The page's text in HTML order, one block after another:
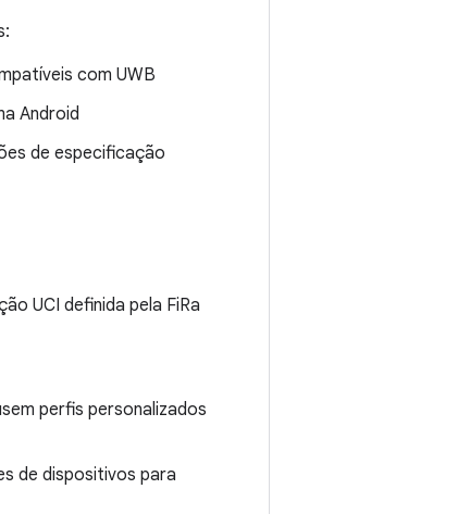
com UWB
Android
de especificação
UCI definida pela FiRa
perfis personalizados
de dispositivos para